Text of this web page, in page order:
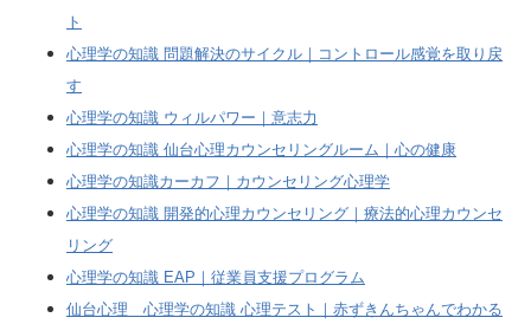
ト
心理学の知識 問題解決のサイクル｜コントロール感覚を取り戻
す
心理学の知識 ウィルパワー｜意志力
心理学の知識 仙台心理カウンセリングルーム｜心の健康
心理学の知識カーカフ｜カウンセリング心理学
心理学の知識 開発的心理カウンセリング｜療法的心理カウンセ
リング
心理学の知識 EAP｜従業員支援プログラム
仙台心理 心理学の知識 心理テスト｜赤ずきんちゃんでわかる